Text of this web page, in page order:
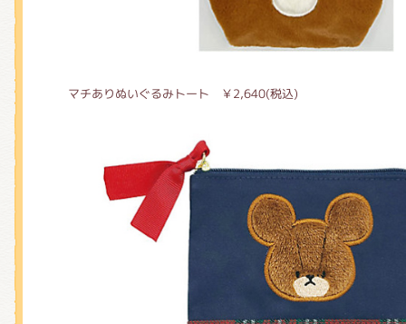
マチありぬいぐるみトート ￥2,640(税込)